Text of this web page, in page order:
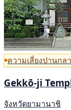
ความเสี่ยงปานกล
Gekkō-ji
จังหวัดยามานาชิ